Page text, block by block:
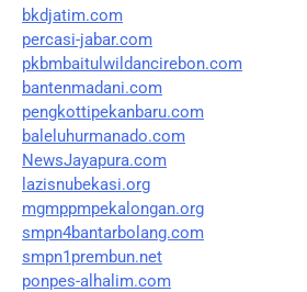
bkdjatim.com
percasi-jabar.com
pkbmbaitulwildancirebon.com
bantenmadani.com
pengkottipekanbaru.com
baleluhurmanado.com
NewsJayapura.com
lazisnubekasi.org
mgmppmpekalongan.org
smpn4bantarbolang.com
smpn1prembun.net
ponpes-alhalim.com